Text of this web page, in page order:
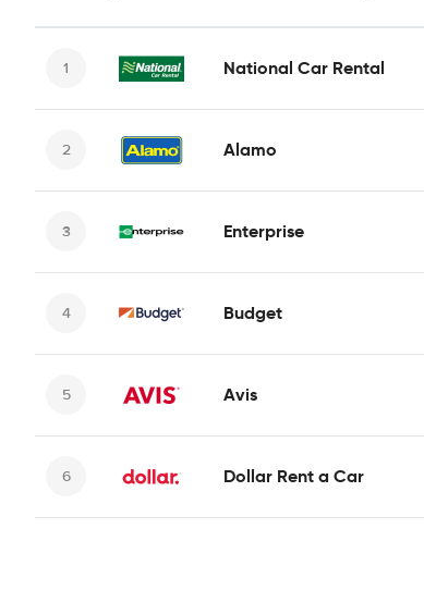
National Car Rental
Alamo
Enterprise
Budget
Avis
Dollar Rent a Car